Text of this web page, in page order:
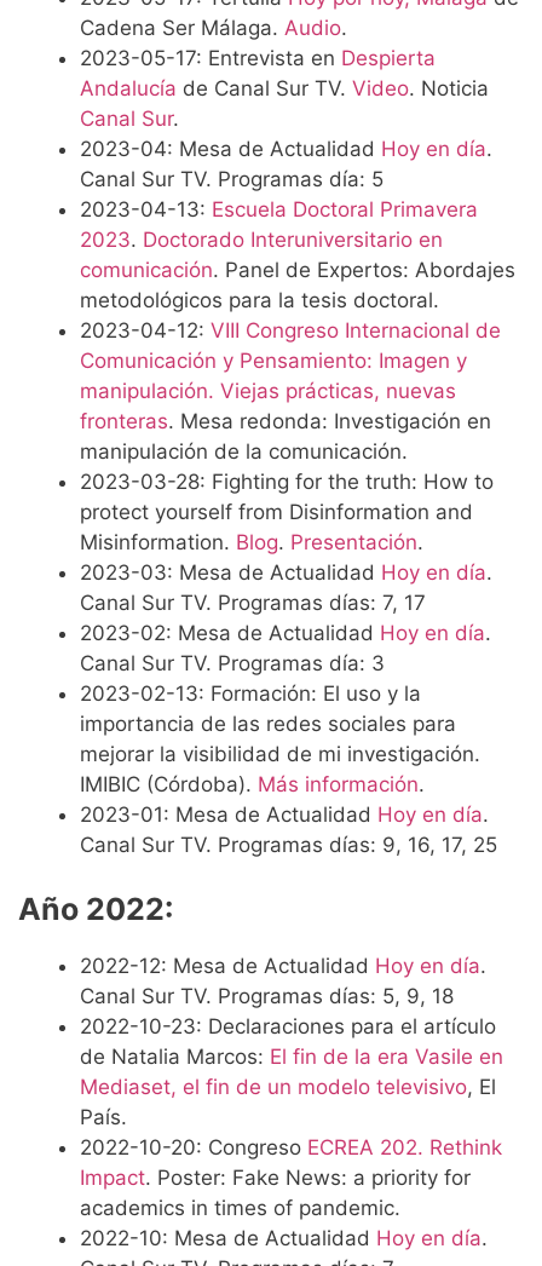
Cadena Ser Málaga. Audio.
2023-05-17: Entrevista en Despierta
Andalucía de Canal Sur TV. Video. Noticia
Canal Sur.
2023-04: Mesa de Actualidad Hoy en día.
Canal Sur TV. Programas día: 5
2023-04-13: Escuela Doctoral Primavera
2023. Doctorado Interuniversitario en
comunicación. Panel de Expertos: Abordajes
metodológicos para la tesis doctoral.
2023-04-12: VIII Congreso Internacional de
Comunicación y Pensamiento: Imagen y
manipulación. Viejas prácticas, nuevas
fronteras. Mesa redonda: Investigación en
manipulación de la comunicación.
2023-03-28: Fighting for the truth: How to
protect yourself from Disinformation and
Misinformation. Blog. Presentación.
2023-03: Mesa de Actualidad Hoy en día.
Canal Sur TV. Programas días: 7, 17
2023-02: Mesa de Actualidad Hoy en día.
Canal Sur TV. Programas día: 3
2023-02-13: Formación: El uso y la
importancia de las redes sociales para
mejorar la visibilidad de mi investigación.
IMIBIC (Córdoba). Más información.
2023-01: Mesa de Actualidad Hoy en día.
Canal Sur TV. Programas días: 9, 16, 17, 25
Año 2022:
2022-12: Mesa de Actualidad Hoy en día.
Canal Sur TV. Programas días: 5, 9, 18
2022-10-23: Declaraciones para el artículo
de Natalia Marcos: El fin de la era Vasile en
Mediaset, el fin de un modelo televisivo, El
País.
2022-10-20: Congreso ECREA 202. Rethink
Impact. Poster: Fake News: a priority for
academics in times of pandemic.
2022-10: Mesa de Actualidad Hoy en día.